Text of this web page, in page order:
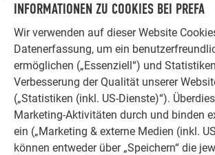
INFORMATIONEN ZU COOKIES BEI PREFA
Wir verwenden auf dieser Website
Datenerfassung, um ein
ermöglichen („Essenziell“) und
Verbesserung der Qualität unserer
(„Statistiken (inkl. US-Dienste)“).
Marketing-Aktivitäten durch und binden
ein („Marketing & externe Medien (inkl.
können entweder über „Speichern“ die